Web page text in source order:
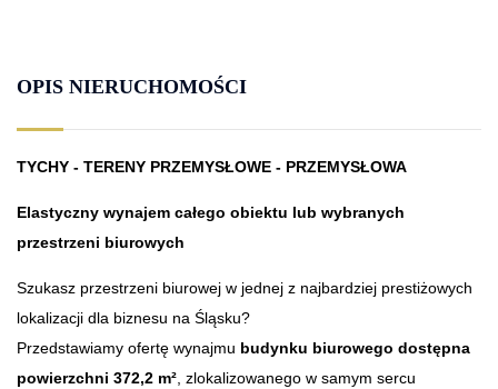
OPIS NIERUCHOMOŚCI
TYCHY - TERENY PRZEMYSŁOWE - PRZEMYSŁOWA
Elastyczny wynajem całego obiektu lub wybranych
przestrzeni biurowych
Szukasz przestrzeni biurowej w jednej z najbardziej prestiżowych
lokalizacji dla biznesu na Śląsku?
Przedstawiamy ofertę wynajmu budynku biurowego dostępna
powierzchni 372,2 m², zlokalizowanego w samym sercu